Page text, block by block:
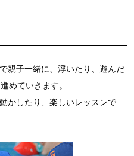
親子一緒に、浮いたり、遊んだ
めていきます。
かしたり、楽しいレッスンで